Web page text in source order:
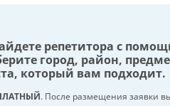
репетитора с
город, район,
который вам подходит.
. После размещения заявки